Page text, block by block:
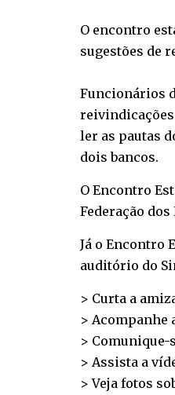
O encontro
sugestões de
Funcionários
reivindicações
ler as pautas
dois bancos.
O Encontro
Federação
Já o Encontro
auditório do
> Curta a
> Acompanhe
> Comunique-
> Assista a
> Veja fotos